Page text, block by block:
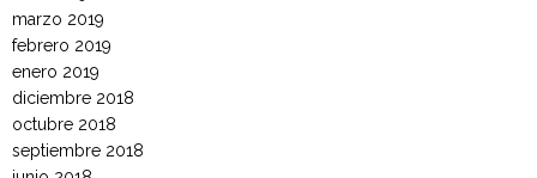
marzo 2019
febrero 2019
enero 2019
diciembre 2018
octubre 2018
septiembre 2018